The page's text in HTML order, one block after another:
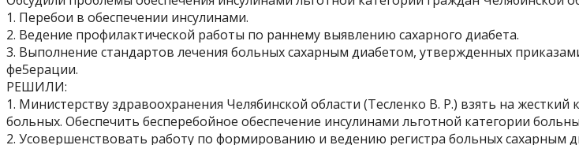
1. Перебои в обеспечении инсулинами.
2. Ведение профилактической работы по раннему выявлению сахарного диабета.
3. Выполнение стандартов лечения больных сахарным диабетом, утвержденных
фе5ерации.
РЕШИЛИ:
1. Министерству здравоохранения Челябинской области (Тесленко В. Р.) взять на
больных. Обеспечить бесперебойное обеспечение инсулинами льготной категории
2. Усовершенствовать работу по формированию и ведению регистра больных сахарным